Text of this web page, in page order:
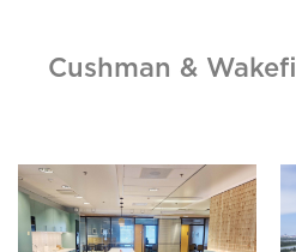
Cushman &